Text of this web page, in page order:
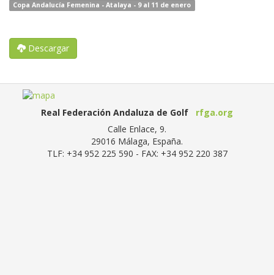
Copa Andalucía Femenina - Atalaya - 9 al 11 de enero
Descargar
Real Federación Andaluza de Golf
rfga.org
Calle Enlace, 9.
29016 Málaga, España.
TLF: +34 952 225 590 - FAX: +34 952 220 387